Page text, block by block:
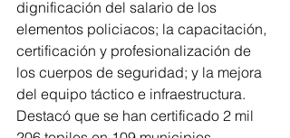
dignificación del salario de los
elementos policiacos; la capacitación,
certificación y profesionalización de
los cuerpos de seguridad; y la mejora
del equipo táctico e infraestructura.
Destacó que se han certificado 2 mil